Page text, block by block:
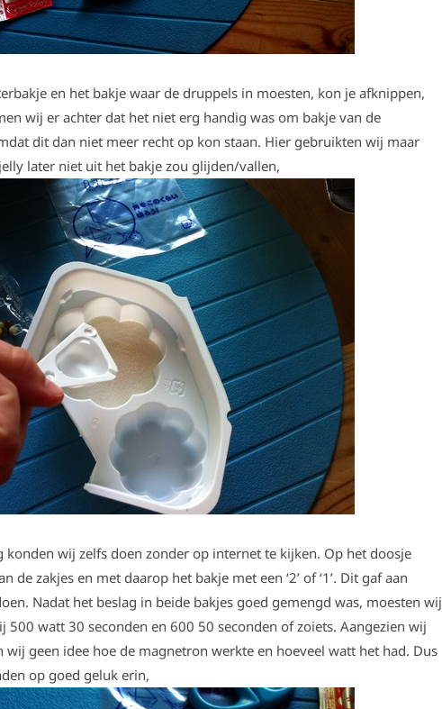
en het bakje waar de druppels in moesten, kon je afknippen,
wij er achter dat het niet erg handig was om bakje van de
dit dan niet meer recht op kon staan. Hier gebruikten wij maar
later niet uit het bakje zou glijden/vallen,
konden wij zelfs doen zonder op internet te kijken. Op het doosje
de zakjes en met daarop het bakje met een ‘2’ of ‘1’. Dit gaf aan
Nadat het beslag in beide bakjes goed gemengd was, moesten wij
500 watt 30 seconden en 600 50 seconden of zoiets. Aangezien wij
geen idee hoe de magnetron werkte en hoeveel watt het had. Dus
op goed geluk erin,